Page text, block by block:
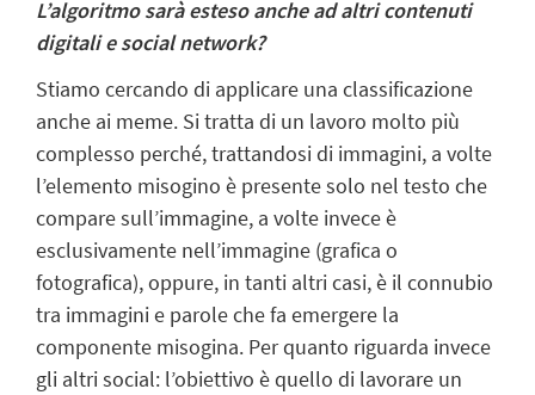
L’algoritmo sarà esteso anche ad altri contenuti
digitali e social network?
Stiamo cercando di applicare una classificazione
anche ai meme. Si tratta di un lavoro molto più
complesso perché, trattandosi di immagini, a volte
l’elemento misogino è presente solo nel testo che
compare sull’immagine, a volte invece è
esclusivamente nell’immagine (grafica o
fotografica), oppure, in tanti altri casi, è il connubio
tra immagini e parole che fa emergere la
componente misogina. Per quanto riguarda invece
gli altri social: l’obiettivo è quello di lavorare un